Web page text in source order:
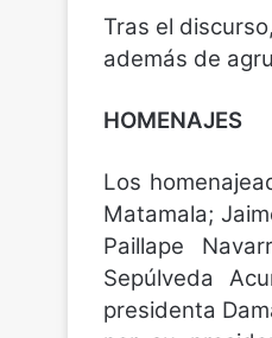
Tras el
además de
HOMENAJES
Los
Matamala;
Paillape
Sepúlveda
presidenta